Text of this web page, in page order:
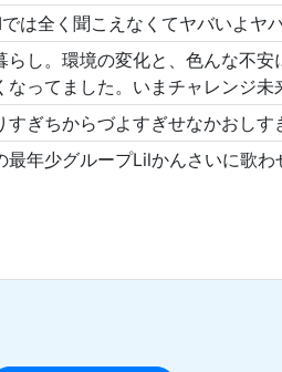
は全く聞こえなくてヤバいよヤ
し。環境の変化と、色んな不
ってました。いまチャレンジ未
ぎちからづよすぎせなかおしす
年少グループLilかんさいに歌